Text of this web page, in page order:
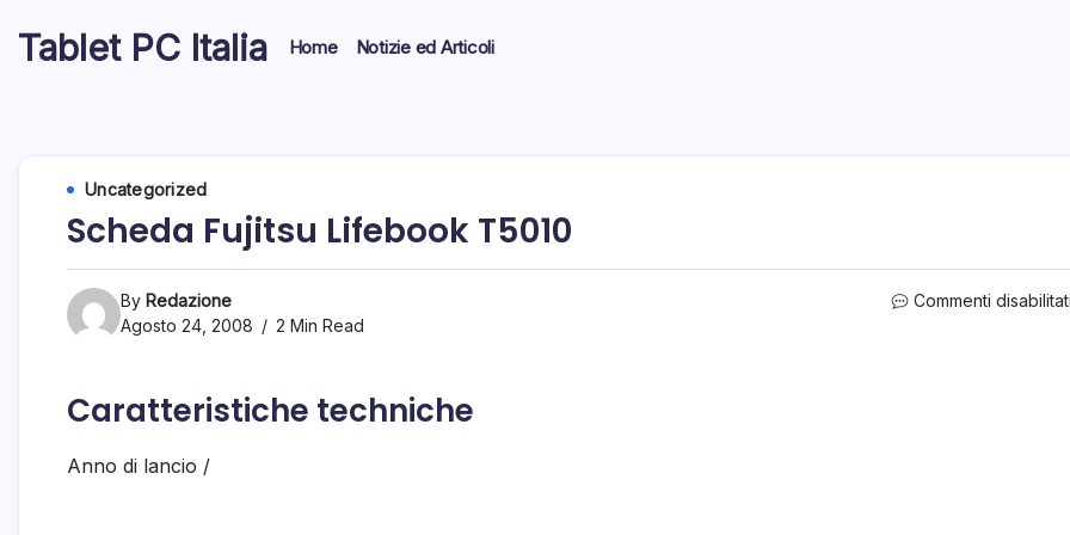
content
Tablet PC Italia
Tablet
Home Notizie ed Articoli
Uncategorized
Scheda Fujitsu Lifebook T5010
By Redazione
Agosto 24, 2008
2 Min Read
Commenti disabilitati
Caratteristiche techniche
Anno di lancio /